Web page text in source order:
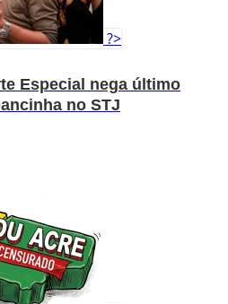
?>
Especial nega último
no STJ